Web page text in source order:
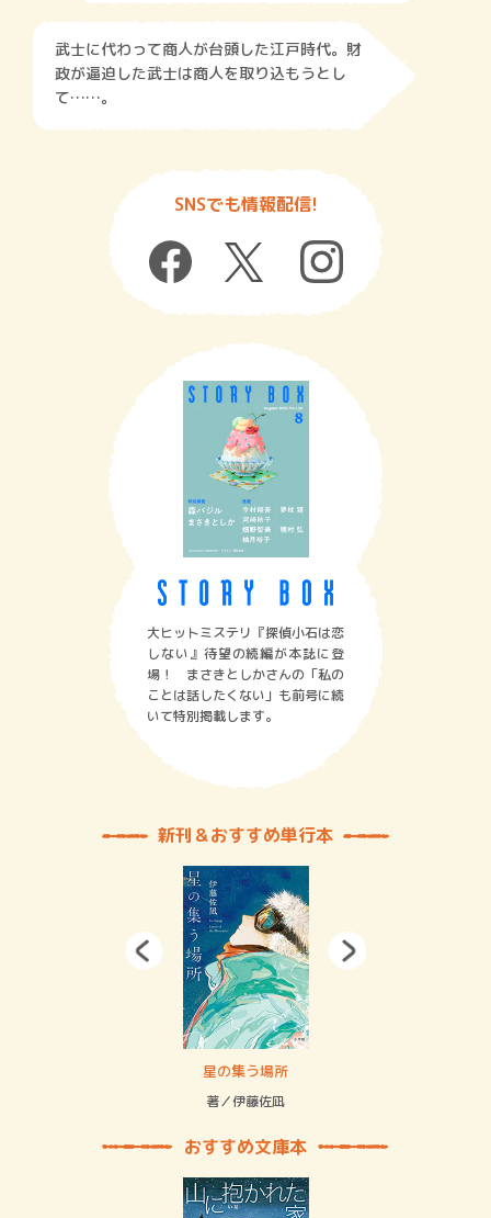
武士に代わって商人が台頭した江戸時代。財
政が逼迫した武士は商人を取り込もうとし
て……。
SNSでも情報配信!
大ヒットミステリ『探偵小石は恋
しない』待望の続編が本誌に登
場！ まさきとしかさんの「私の
ことは話したくない」も前号に続
いて特別掲載します。
新刊＆おすすめ単行本
星の集う場所
著／伊藤佐凪
おすすめ文庫本